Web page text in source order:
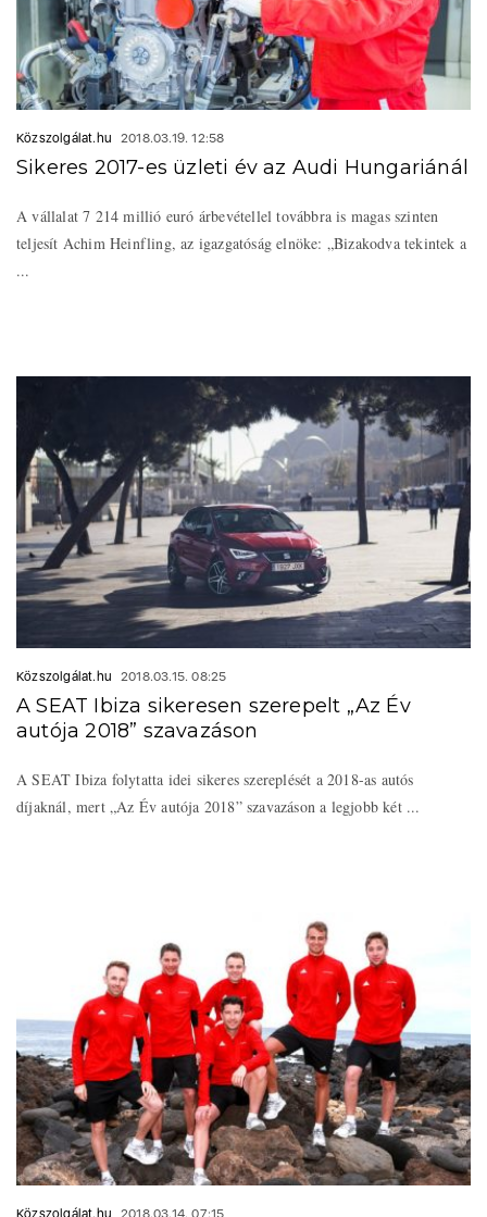
Közszolgálat.hu 2018.03.19. 12:58
Sikeres 2017-es üzleti év az Audi Hungariánál
A vállalat 7 214 millió euró árbevétellel továbbra is magas szinten
teljesít Achim Heinfling, az igazgatóság elnöke: „Bizakodva tekintek a
...
Közszolgálat.hu 2018.03.15. 08:25
A SEAT Ibiza sikeresen szerepelt „Az Év
autója 2018” szavazáson
A SEAT Ibiza folytatta idei sikeres szereplését a 2018-as autós
díjaknál, mert „Az Év autója 2018” szavazáson a legjobb két ...
Közszolgálat.hu 2018.03.14. 07:15